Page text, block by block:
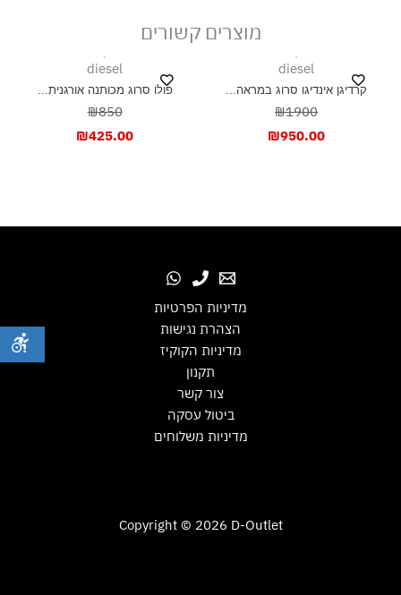
מוצרים קשורים
diesel
קרדיגן אינדיגו סרוג במראה...
₪1900
₪950.00
diesel
פולו סרוג מכותנה אורגנית...
₪850
₪425.00
מדיניות הפרטיות
הצהרת נגישות
מדיניות הקוקיז
תקנון
צור קשר
ביטול עסקה
מדיניות משלוחים
Copyright © 2026 D-Outlet